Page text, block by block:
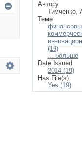
Автору
Тимченко,
Теме
(19)
... больше
Date Issued
2014 (19)
Has File(s)
Yes (19)